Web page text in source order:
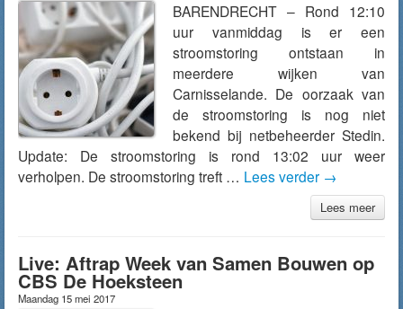
BARENDRECHT – Rond 12:10
uur vanmiddag is er een
stroomstoring ontstaan in
meerdere wijken van
Carnisselande. De oorzaak van
de stroomstoring is nog niet
bekend bij netbeheerder Stedin.
Update: De stroomstoring is rond 13:02 uur weer
verholpen. De stroomstoring treft … Lees verder →
Lees meer
Live: Aftrap Week van Samen Bouwen op
CBS De Hoeksteen
Maandag 15 mei 2017